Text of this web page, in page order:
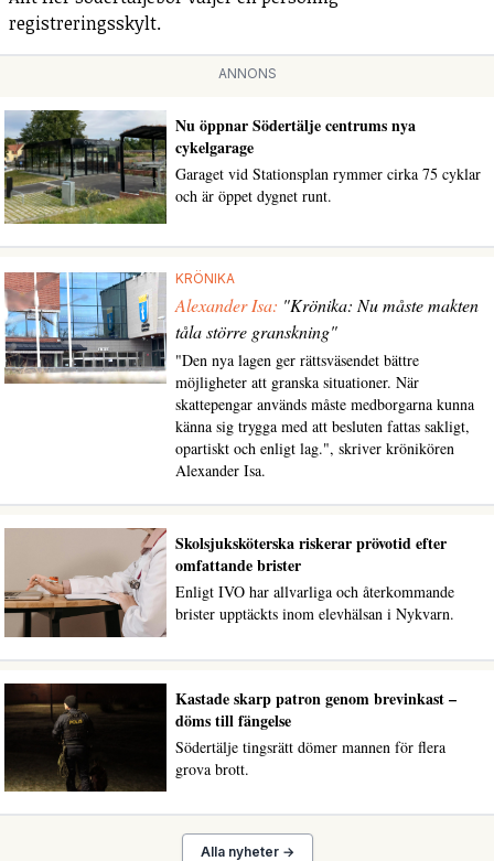
registreringsskylt.
ANNONS
Nu öppnar Södertälje centrums nya
cykelgarage
Garaget vid Stationsplan rymmer cirka 75 cyklar
och är öppet dygnet runt.
KRÖNIKA
Alexander Isa: "Krönika: Nu måste makten
tåla större granskning"
"Den nya lagen ger rättsväsendet bättre
möjligheter att granska situationer. När
skattepengar används måste medborgarna kunna
känna sig trygga med att besluten fattas sakligt,
opartiskt och enligt lag.", skriver krönikören
Alexander Isa.
Skolsjuksköterska riskerar prövotid efter
omfattande brister
Enligt IVO har allvarliga och återkommande
brister upptäckts inom elevhälsan i Nykvarn.
Kastade skarp patron genom brevinkast –
döms till fängelse
Södertälje tingsrätt dömer mannen för flera
grova brott.
Alla nyheter →